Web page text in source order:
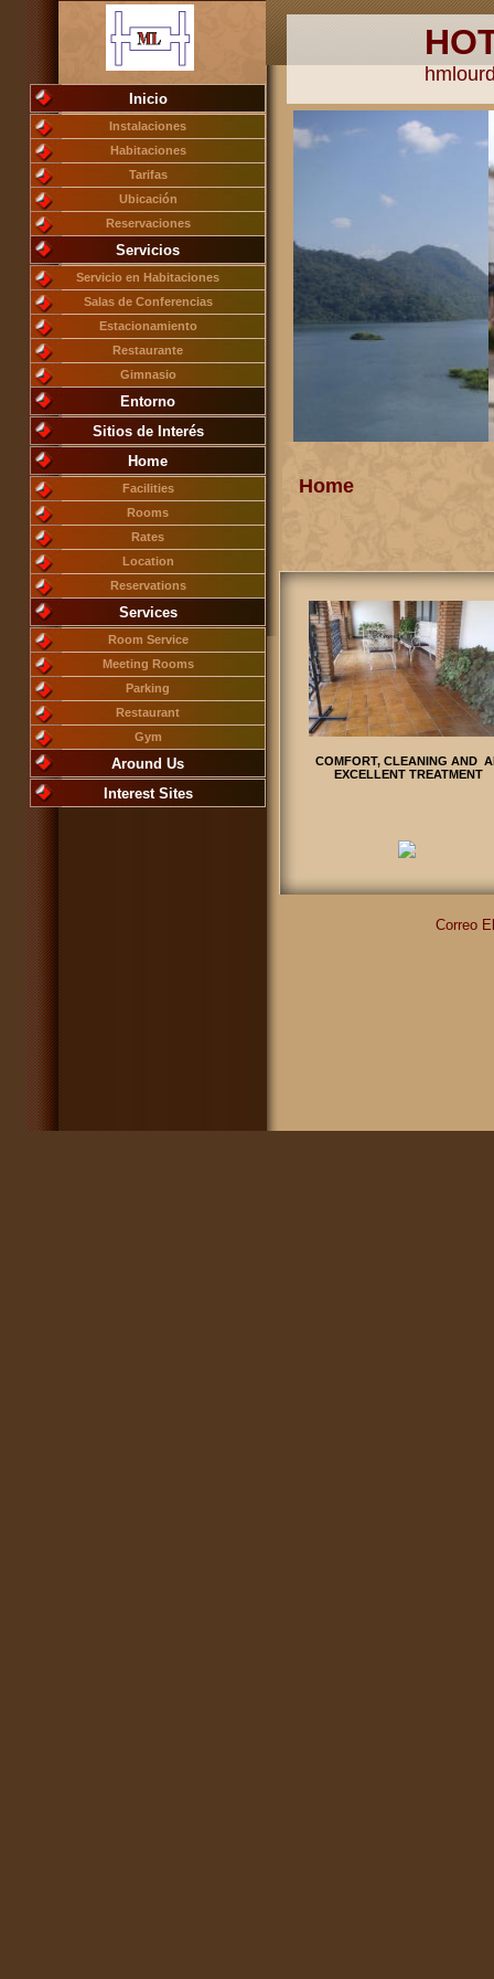
Home
COMFORT, CLEANING AND
EXCELLENT TREATMENT
Correo
Inicio
Instalaciones
Habitaciones
Tarifas
Ubicación
Reservaciones
Servicios
Servicio en Habitaciones
Salas de Conferencias
Estacionamiento
Restaurante
Gimnasio
Entorno
Sitios de Interés
Home
Facilities
Rooms
Rates
Location
Reservations
Services
Room Service
Meeting Rooms
Parking
Restaurant
Gym
Around Us
Interest Sites